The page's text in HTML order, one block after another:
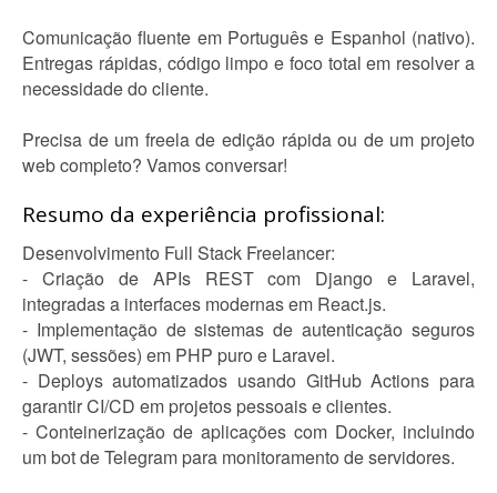
Comunicação fluente em Português e Espanhol (nativo).
Entregas rápidas, código limpo e foco total em resolver a
necessidade do cliente.
Precisa de um freela de edição rápida ou de um projeto
web completo? Vamos conversar!
Resumo da experiência profissional:
Desenvolvimento Full Stack Freelancer:
- Criação de APIs REST com Django e Laravel,
integradas a interfaces modernas em React.js.
- Implementação de sistemas de autenticação seguros
(JWT, sessões) em PHP puro e Laravel.
- Deploys automatizados usando GitHub Actions para
garantir CI/CD em projetos pessoais e clientes.
- Conteinerização de aplicações com Docker, incluindo
um bot de Telegram para monitoramento de servidores.